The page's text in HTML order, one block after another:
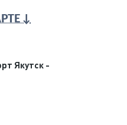
↓
Якутск -